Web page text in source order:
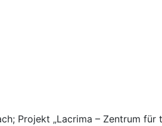
Projekt „Lacrima – Zentrum